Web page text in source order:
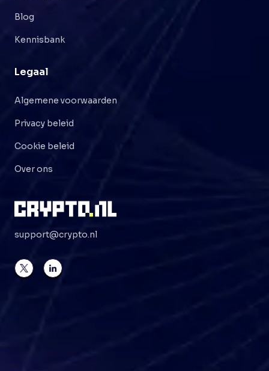
Blog
Kennisbank
Legaal
Algemene voorwaarden
Privacy beleid
Cookie beleid
Over ons
support@crypto.nl